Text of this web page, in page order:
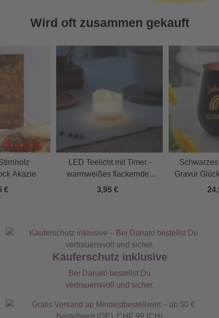
Wird oft zusammen gekauft
Akazie
€
LED Teelicht mit Timer -
warmweißes flackerndes
Kerzenlicht
3,95 €
Gravur
Käuferschutz inklusive
Bei Danato bestellst Du
vertrauensvoll und sicher.